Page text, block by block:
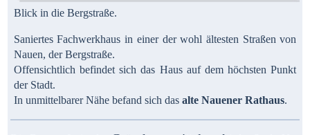
Blick in die Bergstraße.
Saniertes Fachwerkhaus in einer der wohl ältesten Straßen von
Nauen, der Bergstraße.
Offensichtlich befindet sich das Haus auf dem höchsten Punkt
der Stadt.
In unmittelbarer Nähe befand sich das alte Nauener Rathaus.